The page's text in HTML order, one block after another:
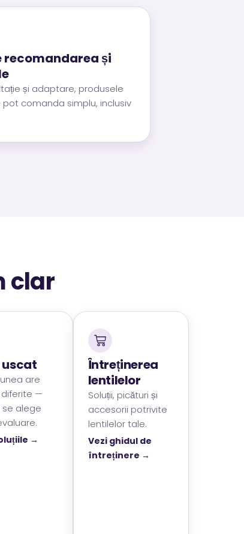
recomandarea și
și adaptare, produsele
pot comanda simplu, inclusiv
clar
uscat
are
—
se alege
→
Întreținerea
lentilelor
Soluții, picături și
accesorii potrivite
lentilelor tale.
Vezi ghidul de
întreținere →